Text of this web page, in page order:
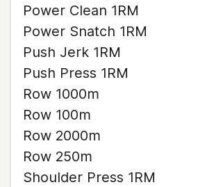
Power Clean 1RM
Power Snatch 1RM
Push Jerk 1RM
Push Press 1RM
Row 1000m
Row 100m
Row 2000m
Row 250m
Shoulder Press 1RM